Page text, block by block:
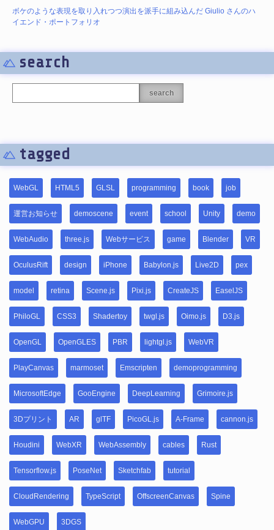
ボケのような表現を取り入れつつ演出を派手に組み込んだ Giulio さんのハ
イエンド・ポートフォリオ
search
search
tagged
WebGL HTML5 GLSL programming book job
運営お知らせ demoscene event school Unity demo
WebAudio three.js Webサービス game Blender VR
OculusRift design iPhone Babylon.js Live2D pex
model retina Scene.js Pixi.js CreateJS EaselJS
PhiloGL CSS3 Shadertoy twgl.js Oimo.js D3.js
OpenGL OpenGLES PBR lightgl.js WebVR
PlayCanvas marmoset Emscripten demoprogramming
MicrosoftEdge GooEngine DeepLearning Grimoire.js
3Dプリント AR glTF PicoGL.js A-Frame cannon.js
Houdini WebXR WebAssembly cables Rust
Tensorflow.js PoseNet Sketchfab tutorial
CloudRendering TypeScript OffscreenCanvas Spine
WebGPU 3DGS